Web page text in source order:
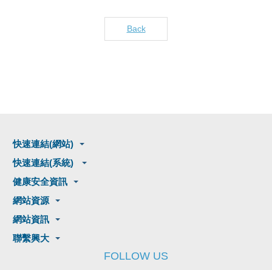
Back
快速連結(網站)
快速連結(系統)
健康安全資訊
網站資源
網站資訊
聯繫興大
FOLLOW US